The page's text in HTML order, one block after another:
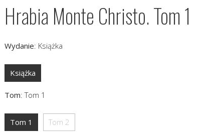
Hrabia Monte Christo. Tom 1
Wydanie: Książka
Książka
Tom: Tom 1
Tom 1 Tom 2